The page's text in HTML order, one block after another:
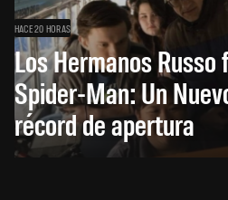
HACE 20 HORAS
Los Hermanos
Spider-Man: Un
récord de apertura